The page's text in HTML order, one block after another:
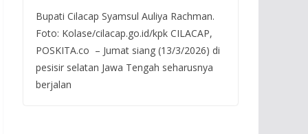
Bupati Cilacap Syamsul Auliya Rachman.
Foto: Kolase/cilacap.go.id/kpk CILACAP,
POSKITA.co – Jumat siang (13/3/2026) di
pesisir selatan Jawa Tengah seharusnya
berjalan